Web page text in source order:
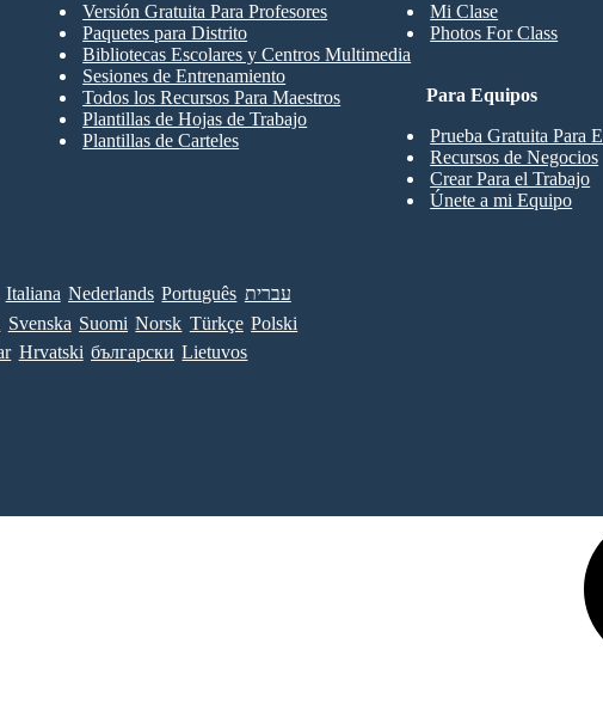
Mi Clase
Photos For Class
Versión Gratuita Para Profesores
Paquetes para Distrito
Bibliotecas Escolares y Centros Multimedia
Sesiones de Entrenamiento
Todos los Recursos Para Maestros
Plantillas de Hojas de Trabajo
Plantillas de Carteles
Para Equipos
Prueba Gratuita Para
Recursos de Negocios
Crear Para el Trabajo
Únete a mi Equipo
Italiana Nederlands Português עברית
Svenska Suomi Norsk Türkçe Polski
Hrvatski български Lietuvos